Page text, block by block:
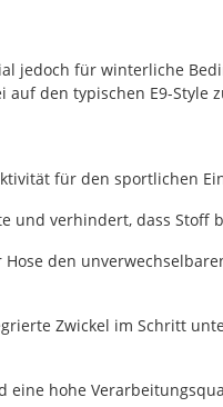
jedoch für winterliche
den typischen E9-Style
für den sportlichen
und verhindert, dass Stoff
den
Zwickel im Schritt
eine hohe